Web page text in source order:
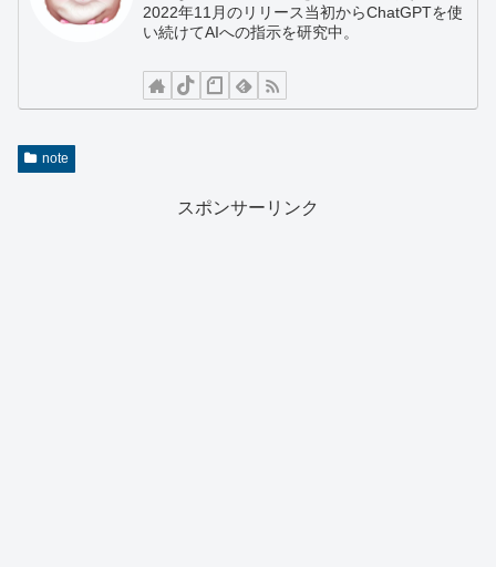
2022年11月のリリース当初からChatGPTを使
い続けてAIへの指示を研究中。
note
スポンサーリンク